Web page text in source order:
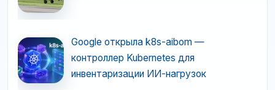
Google открыла k8s-aibom —
контроллер Kubernetes для
инвентаризации ИИ-нагрузок